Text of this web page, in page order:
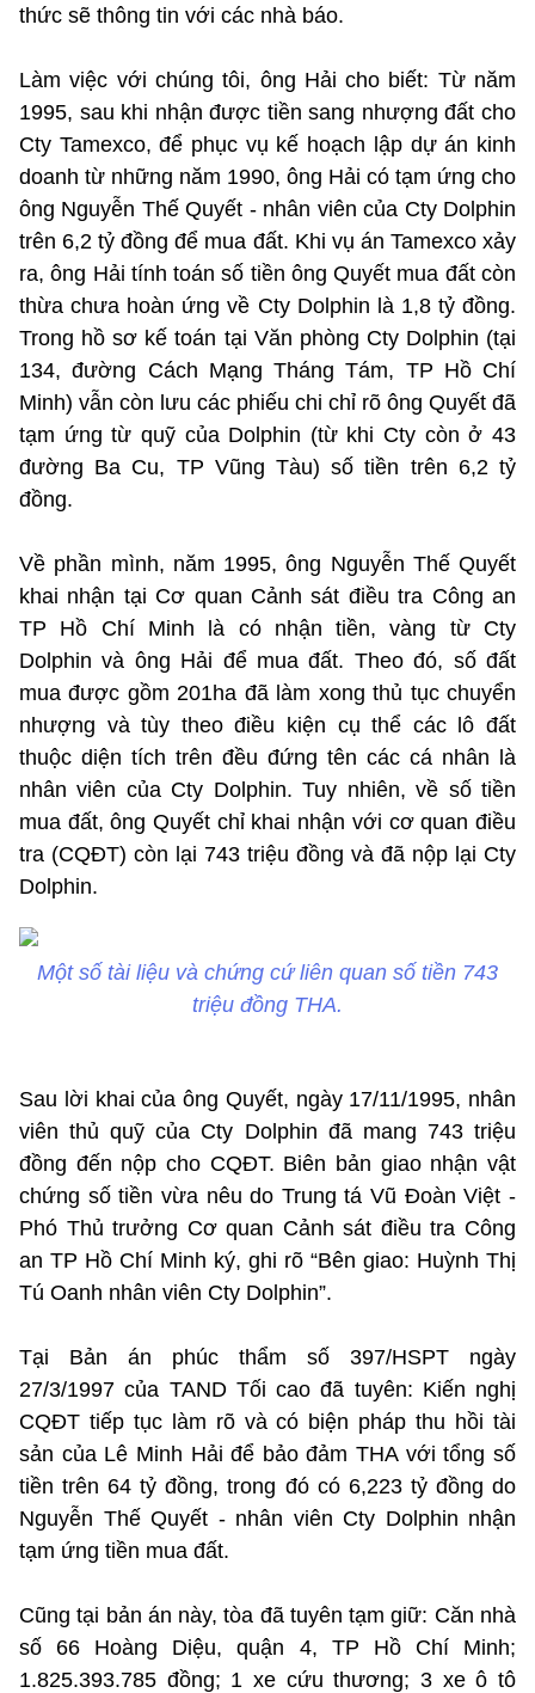
thức sẽ thông tin với các nhà báo.
Làm việc với chúng tôi, ông Hải cho biết: Từ năm
1995, sau khi nhận được tiền sang nhượng đất cho
Cty Tamexco, để phục vụ kế hoạch lập dự án kinh
doanh từ những năm 1990, ông Hải có tạm ứng cho
ông Nguyễn Thế Quyết - nhân viên của Cty Dolphin
trên 6,2 tỷ đồng để mua đất. Khi vụ án Tamexco xảy
ra, ông Hải tính toán số tiền ông Quyết mua đất còn
thừa chưa hoàn ứng về Cty Dolphin là 1,8 tỷ đồng.
Trong hồ sơ kế toán tại Văn phòng Cty Dolphin (tại
134, đường Cách Mạng Tháng Tám, TP Hồ Chí
Minh) vẫn còn lưu các phiếu chi chỉ rõ ông Quyết đã
tạm ứng từ quỹ của Dolphin (từ khi Cty còn ở 43
đường Ba Cu, TP Vũng Tàu) số tiền trên 6,2 tỷ
đồng.
Về phần mình, năm 1995, ông Nguyễn Thế Quyết
khai nhận tại Cơ quan Cảnh sát điều tra Công an
TP Hồ Chí Minh là có nhận tiền, vàng từ Cty
Dolphin và ông Hải để mua đất. Theo đó, số đất
mua được gồm 201ha đã làm xong thủ tục chuyển
nhượng và tùy theo điều kiện cụ thể các lô đất
thuộc diện tích trên đều đứng tên các cá nhân là
nhân viên của Cty Dolphin. Tuy nhiên, về số tiền
mua đất, ông Quyết chỉ khai nhận với cơ quan điều
tra (CQĐT) còn lại 743 triệu đồng và đã nộp lại Cty
Dolphin.
Một số tài liệu và chứng cứ liên quan số tiền 743
triệu đồng THA.
Sau lời khai của ông Quyết, ngày 17/11/1995, nhân
viên thủ quỹ của Cty Dolphin đã mang 743 triệu
đồng đến nộp cho CQĐT. Biên bản giao nhận vật
chứng số tiền vừa nêu do Trung tá Vũ Đoàn Việt -
Phó Thủ trưởng Cơ quan Cảnh sát điều tra Công
an TP Hồ Chí Minh ký, ghi rõ “Bên giao: Huỳnh Thị
Tú Oanh nhân viên Cty Dolphin”.
Tại Bản án phúc thẩm số 397/HSPT ngày
27/3/1997 của TAND Tối cao đã tuyên: Kiến nghị
CQĐT tiếp tục làm rõ và có biện pháp thu hồi tài
sản của Lê Minh Hải để bảo đảm THA với tổng số
tiền trên 64 tỷ đồng, trong đó có 6,223 tỷ đồng do
Nguyễn Thế Quyết - nhân viên Cty Dolphin nhận
tạm ứng tiền mua đất.
Cũng tại bản án này, tòa đã tuyên tạm giữ: Căn nhà
số 66 Hoàng Diệu, quận 4, TP Hồ Chí Minh;
1.825.393.785 đồng; 1 xe cứu thương; 3 xe ô tô